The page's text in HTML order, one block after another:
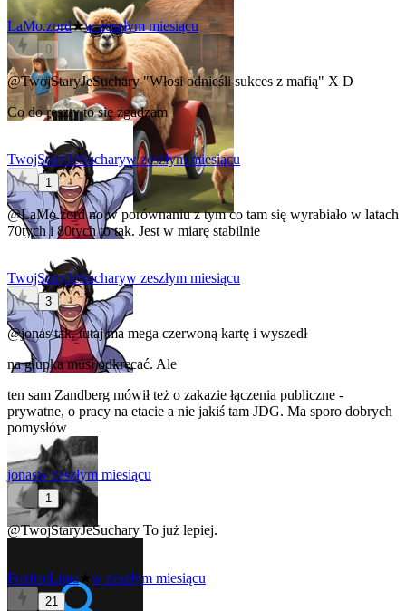
LaMo.zord★w zeszłym miesiącu
0
@TwojStaryJeSuchary"Włosi odnieśli sukces z mafią" X D
Co do reszty to się zgadzam
TwojStaryJeSucharyw zeszłym miesiącu
1
@LaMo.zordno w porównaniu z tym co tam się wyrabiało w latach
70tych i 80tych to tak. Jest w miarę stabilnie
TwojStaryJeSucharyw zeszłym miesiącu
3
@jonastak, tutaj ma mega czerwoną kartę i wyszedł
na głupka musi odkręcać. Ale
ten sam Zandberg mówił też o zakazie łączenia publiczne -
prywatne, o pracy na etacie a nie jakiś tam JDG. Ma sporo dobrych
pomysłów
jonasw zeszłym miesiącu
1
@TwojStaryJeSuchary To już lepiej.
FoxtrotLima★ w zeszłym miesiącu
21